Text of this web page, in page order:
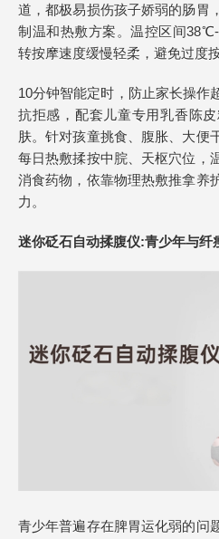
道，都极易损伤孩子娇弱的肠胃
制温和热敷方案。温控区间
转按摩速度缓慢轻柔，避免过度
10分钟智能定时，防止家长操作
抗拒感，配套儿童专用乳香陈
肤。针对孩童挑食、腹胀、大便
每日热敷揉按中脘、天枢穴位，
消食药物，依靠物理热敷推拿养
力。
迷你砭石自动揉腹仪:青少年与纤
青少年普遍存在脾胃运化弱的问